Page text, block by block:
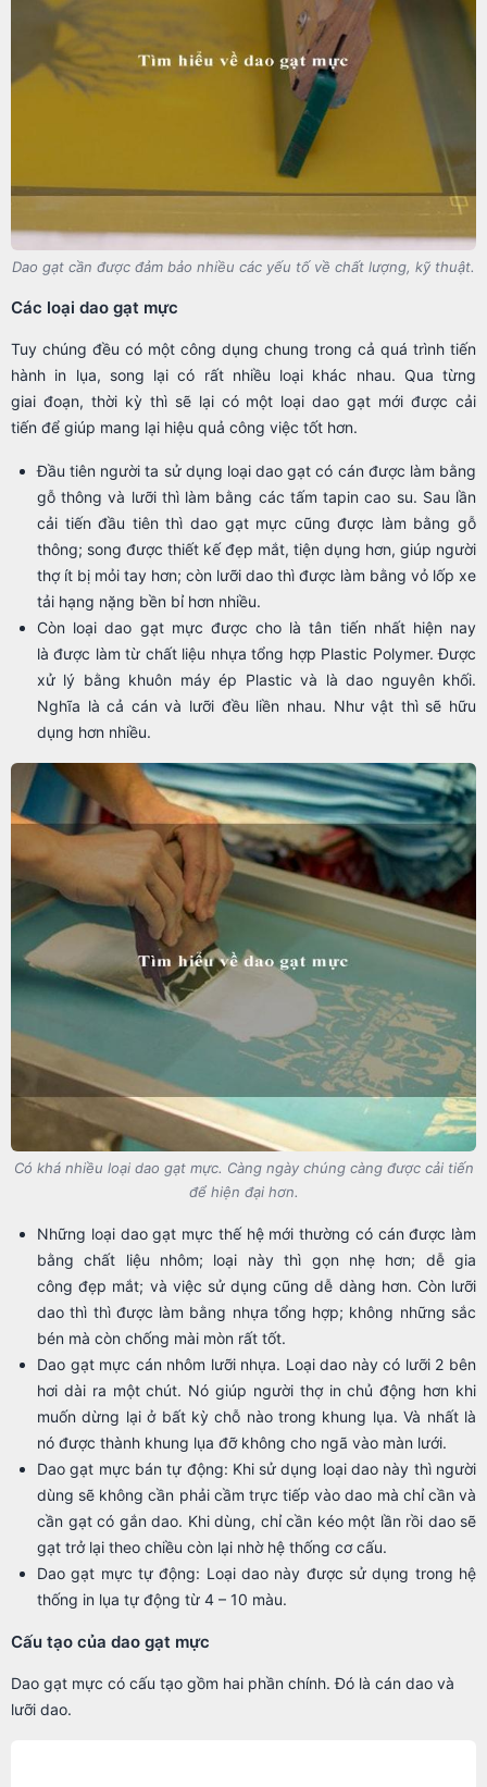
Dao gạt cần được đảm bảo nhiều các yếu tố về chất lượng, kỹ thuật.
Các loại dao gạt mực
Tuy chúng đều có một công dụng chung trong cả quá trình tiến
hành in lụa, song lại có rất nhiều loại khác nhau. Qua từng
giai đoạn, thời kỳ thì sẽ lại có một loại dao gạt mới được cải
tiến để giúp mang lại hiệu quả công việc tốt hơn.
Đầu tiên người ta sử dụng loại dao gạt có cán được làm bằng
gỗ thông và lưỡi thì làm bằng các tấm tapin cao su. Sau lần
cải tiến đầu tiên thì dao gạt mực cũng được làm bằng gỗ
thông; song được thiết kế đẹp mắt, tiện dụng hơn, giúp người
thợ ít bị mỏi tay hơn; còn lưỡi dao thì được làm bằng vỏ lốp xe
tải hạng nặng bền bỉ hơn nhiều.
Còn loại dao gạt mực được cho là tân tiến nhất hiện nay
là được làm từ chất liệu nhựa tổng hợp Plastic Polymer. Được
xử lý bằng khuôn máy ép Plastic và là dao nguyên khối.
Nghĩa là cả cán và lưỡi đều liền nhau. Như vật thì sẽ hữu
dụng hơn nhiều.
Có khá nhiều loại dao gạt mực. Càng ngày chúng càng được cải tiến
để hiện đại hơn.
Những loại dao gạt mực thế hệ mới thường có cán được làm
bằng chất liệu nhôm; loại này thì gọn nhẹ hơn; dễ gia
công đẹp mắt; và việc sử dụng cũng dễ dàng hơn. Còn lưỡi
dao thì thì được làm bằng nhựa tổng hợp; không những sắc
bén mà còn chống mài mòn rất tốt.
Dao gạt mực cán nhôm lưỡi nhựa. Loại dao này có lưỡi 2 bên
hơi dài ra một chút. Nó giúp người thợ in chủ động hơn khi
muốn dừng lại ở bất kỳ chỗ nào trong khung lụa. Và nhất là
nó được thành khung lụa đỡ không cho ngã vào màn lưới.
Dao gạt mực bán tự động: Khi sử dụng loại dao này thì người
dùng sẽ không cần phải cầm trực tiếp vào dao mà chỉ cần và
cần gạt có gắn dao. Khi dùng, chỉ cần kéo một lần rồi dao sẽ
gạt trở lại theo chiều còn lại nhờ hệ thống cơ cấu.
Dao gạt mực tự động: Loại dao này được sử dụng trong hệ
thống in lụa tự động từ 4 – 10 màu.
Cấu tạo của dao gạt mực
Dao gạt mực có cấu tạo gồm hai phần chính. Đó là cán dao và
lưỡi dao.